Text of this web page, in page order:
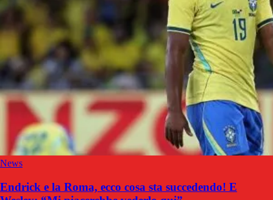
News
Endrick e la Roma, ecco cosa sta succedendo! E